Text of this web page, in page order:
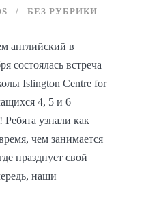
БЕЗ РУБРИКИ
английский в
состоялась встреча
Islington Centre for
4, 5 и 6
узнали как
чем занимается
празднует свой
наши